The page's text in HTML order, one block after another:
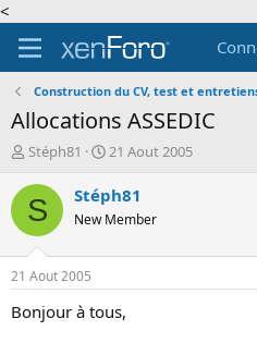
<
Construction du CV, test et
Allocations ASSEDIC
A
t
e
r
d
e
l
Stéph81
D
t
d
é
b
21 Aout 2005
S Stéph81
New Member
21 Aout 2005
Bonjour à tous,